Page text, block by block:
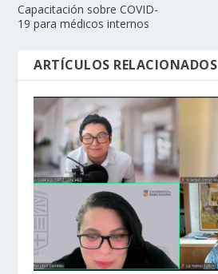
Capacitación sobre COVID-
19 para médicos internos
ARTÍCULOS RELACIONADOS